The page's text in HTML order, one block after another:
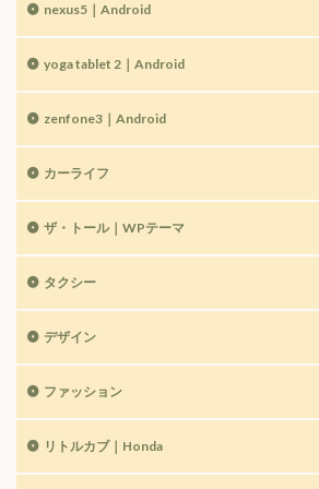
nexus5｜Android
yoga tablet 2｜Android
zenfone3｜Android
カーライフ
ザ・トール｜WPテーマ
タクシー
デザイン
ファッション
リトルカブ｜Honda